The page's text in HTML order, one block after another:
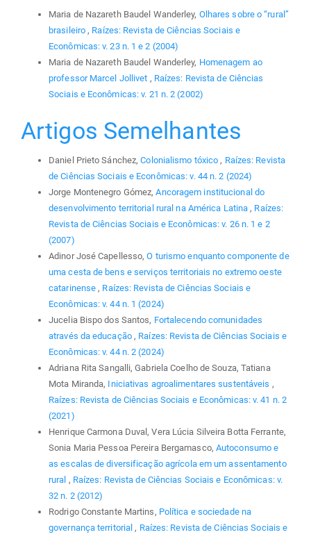
Maria de Nazareth Baudel Wanderley, Olhares sobre o “rural”
brasileiro, Raízes: Revista de Ciências Sociais e
Econômicas: v. 23 n. 1 e 2 (2004)
Maria de Nazareth Baudel Wanderley, Homenagem ao
professor Marcel Jollivet , Raízes: Revista de Ciências
Sociais e Econômicas: v. 21 n. 2 (2002)
Artigos Semelhantes
Daniel Prieto Sánchez,Colonialismo tóxico , Raízes: Revista
de Ciências Sociais e Econômicas: v. 44 n. 2 (2024)
Jorge Montenegro Gómez,Ancoragem institucional do
desenvolvimento territorial rural na América Latina , Raízes:
Revista de Ciências Sociais e Econômicas: v. 26 n. 1 e 2
(2007)
Adinor José Capellesso,O turismo enquanto componente de
uma cesta de bens e serviços territoriais no extremo oeste
catarinense , Raízes: Revista de Ciências Sociais e
Econômicas: v. 44 n. 1 (2024)
Jucelia Bispo dos Santos, Fortalecendo comunidades
através da educação , Raízes: Revista de Ciências Sociais e
Econômicas: v. 44 n. 2 (2024)
Adriana Rita Sangalli, Gabriela Coelho de Souza, Tatiana
Mota Miranda, Iniciativas agroalimentares sustentáveis ,
Raízes: Revista de Ciências Sociais e Econômicas: v. 41 n. 2
(2021)
Henrique Carmona Duval, Vera Lúcia Silveira Botta Ferrante,
Sonia Maria Pessoa Pereira Bergamasco, Autoconsumo e
as escalas de diversificação agrícola em um assentamento
rural , Raízes: Revista de Ciências Sociais e Econômicas: v.
32 n. 2 (2012)
Rodrigo Constante Martins, Política e sociedade na
governança territorial , Raízes: Revista de Ciências Sociais e